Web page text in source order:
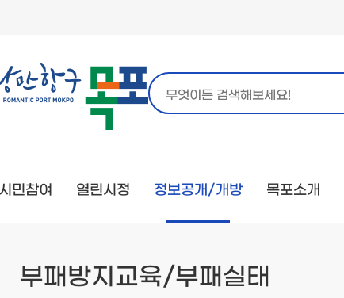
시민참여 열린시정 정보공개/개방 목포소개
부패방지교육/부패실태